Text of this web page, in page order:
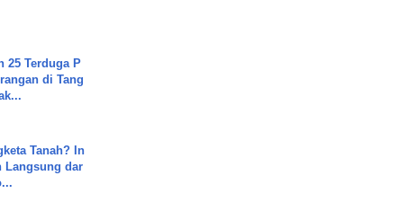
25 Terduga P
di Tang
Tanah? In
Langsung dar